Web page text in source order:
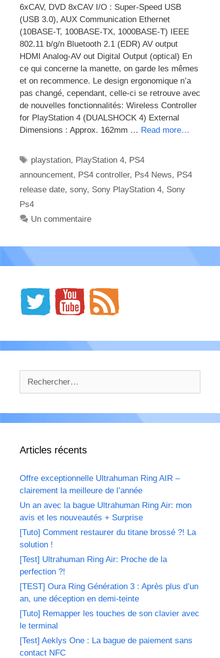
6xCAV, DVD 8xCAV I/O : Super-Speed USB
(USB 3.0), AUX Communication Ethernet
(10BASE-T, 100BASE-TX, 1000BASE-T) IEEE
802.11 b/g/n Bluetooth 2.1 (EDR) AV output
HDMI Analog-AV out Digital Output (optical) En
ce qui concerne la manette, on garde les mêmes
et on recommence. Le design ergonomique n’a
pas changé, cependant, celle-ci se retrouve avec
de nouvelles fonctionnalités: Wireless Controller
for PlayStation 4 (DUALSHOCK 4) External
Dimensions : Approx. 162mm … Read more…
Étiquettes
playstation, PlayStation 4, PS4
announcement, PS4 controller, Ps4 News, PS4
release date, sony, Sony PlayStation 4, Sony
Ps4
Un commentaire
Articles récents
Offre exceptionnelle Ultrahuman Ring AIR –
clairement la meilleure de l’année
Un an avec la bague Ultrahuman Ring Air: mon
avis et les nouveautés + Surprise
[Tuto] Comment restaurer du titane brossé ?! La
solution !
[Test] Ultrahuman Ring Air: Proche de la
perfection ?!
[TEST] Oura Ring Génération 3 : Après plus d’un
an, une déception en demi-teinte
[Tuto] Remapper les touches de son clavier avec
le terminal
[Test] Aeklys One : La bague de paiement sans
contact NFC